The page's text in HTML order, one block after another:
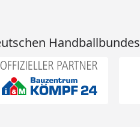
Handballbundes